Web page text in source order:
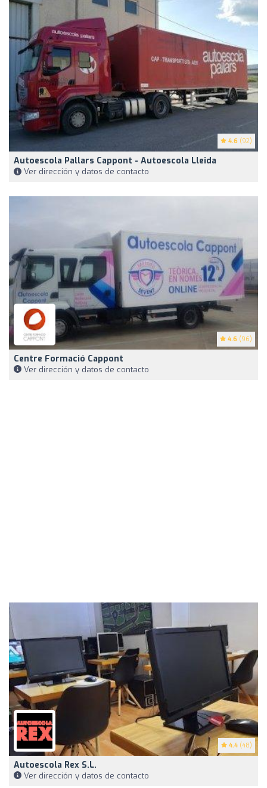
4.6 (92)
Autoescola Pallars Cappont - Autoescola Lleida
Ver dirección y datos de contacto
4.6 (96)
Centre Formació Cappont
Ver dirección y datos de contacto
4.4 (48)
Autoescola Rex S.L.
Ver dirección y datos de contacto